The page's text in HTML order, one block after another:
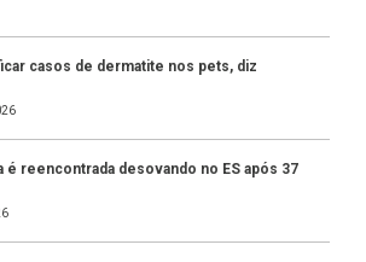
casos de dermatite nos pets, diz
é reencontrada desovando no ES após 37